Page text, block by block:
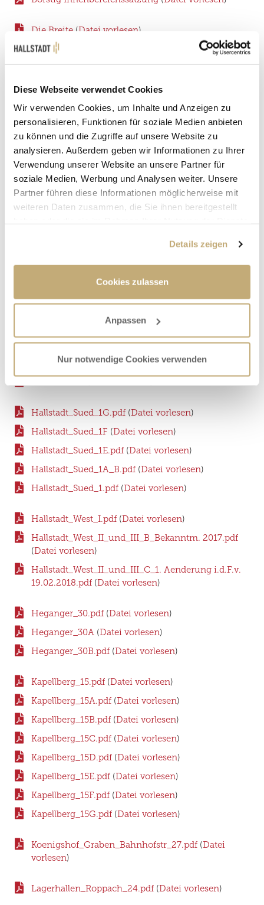
Diese Webseite verwendet Cookies
Wir verwenden Cookies, um Inhalte und Anzeigen zu
personalisieren, Funktionen für soziale Medien anbieten
zu können und die Zugriffe auf unsere Website zu
analysieren. Außerdem geben wir Informationen zu Ihrer
Verwendung unserer Website an unsere Partner für
soziale Medien, Werbung und Analysen weiter. Unsere
Partner führen diese Informationen möglicherweise mit
weiteren Daten zusammen, die Sie ihnen bereitgestellt
Details zeigen
Cookies zulassen
Anpassen
Nur notwendige Cookies verwenden
Die Breite (Datei vorlesen)
Die Breite 1. Änderung
Die Breite 2. Änderung(Datei vorlesen)
Die Breite 3. Änderung(Datei vorlesen
Dr. Robert-Pfleger-Straße Änderung Datei vorlesen
Doktor Robert Pfleger-Stiftung_36(Datei vorlesen)
Ellerweg(Datei vorlesen)
Ellerweg 1. Änderung(Datei vorlesen)
Ellerweg vereinfachte Änderung Fl.Nr. 883, 883/1,
Ellerweg vereinfachte Änderung Fl.Nr. 965,
Gemarkung Dörfleins(Datei vorlesen
Ellerweg vereinfachte Änderung Fl.Nr. 965,
Hallstadt_Sued_1G.pdf (Datei vorlesen)
Hallstadt_Sued_1F (Datei vorlesen)
Hallstadt_Sued_1E.pdf (Datei vorlesen)
Hallstadt_Sued_1A_B.pdf (Datei vorlesen)
Hallstadt_Sued_1.pdf (Datei vorlesen)
Hallstadt_West_I.pdf (Datei vorlesen)
Hallstadt_West_II_und_III_B_Bekanntm. 2017.pdf
(Datei vorlesen)
Hallstadt_West_II_und_III_C_1. Aenderung i.d.F.v.
19.02.2018.pdf (Datei vorlesen)
Heganger_30.pdf (Datei vorlesen)
Heganger_30A (Datei vorlesen)
Heganger_30B.pdf (Datei vorlesen)
Kapellberg_15.pdf (Datei vorlesen)
Kapellberg_15A.pdf (Datei vorlesen)
Kapellberg_15B.pdf (Datei vorlesen)
Kapellberg_15C.pdf (Datei vorlesen)
Kapellberg_15D.pdf (Datei vorlesen)
Kapellberg_15E.pdf (Datei vorlesen)
Kapellberg_15F.pdf (Datei vorlesen)
Kapellberg_15G.pdf (Datei vorlesen)
Koenigshof_Graben_Bahnhofstr_27.pdf (Datei
vorlesen)
Lagerhallen_Roppach_24.pdf (Datei vorlesen)